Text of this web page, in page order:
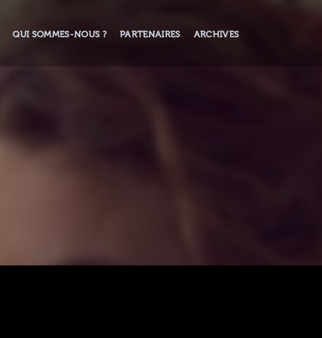
QUI SOMMES-NOUS ? PARTENAIRES ARCHIVES